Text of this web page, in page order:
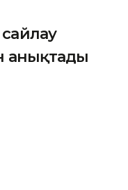
анықтады